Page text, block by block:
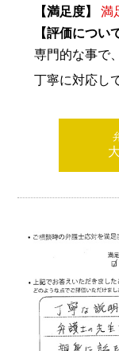
【満足度】
満
【評価につい
専門的な事で
丁寧に対応し